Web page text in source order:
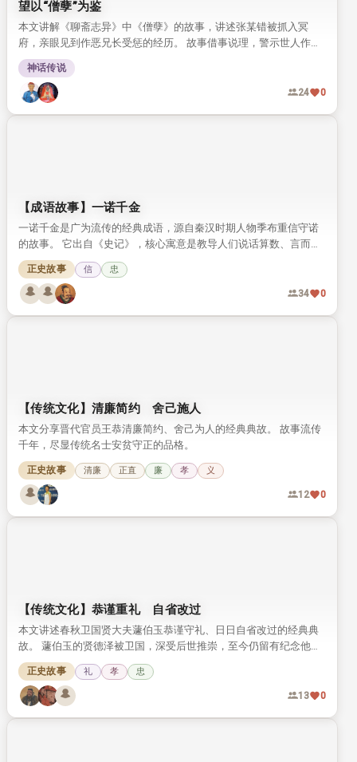
望以“僧孽”为鉴
本文讲解《聊斋志异》中《僧孽》的故事，讲述张某错被抓入冥
府，亲眼见到作恶兄长受惩的经历。 故事借事说理，警示世人作恶
自有报应，劝人以故事为鉴，守心向善。
神话传说
24 0
【成语故事】一诺千金
一诺千金是广为流传的经典成语，源自秦汉时期人物季布重信守诺
的故事。 它出自《史记》，核心寓意是教导人们说话算数、言而有
信。
正史故事 信 忠
34 0
【传统文化】清廉简约 舍己施人
本文分享晋代官员王恭清廉简约、舍己为人的经典典故。 故事流传
千年，尽显传统名士安贫守正的品格。
正史故事 清廉 正直 廉 孝 义
12 0
【传统文化】恭谨重礼 自省改过
本文讲述春秋卫国贤大夫蘧伯玉恭谨守礼、日日自省改过的经典典
故。 蘧伯玉的贤德泽被卫国，深受后世推崇，至今仍留有纪念他的
相关遗迹。
正史故事 礼 孝 忠
13 0